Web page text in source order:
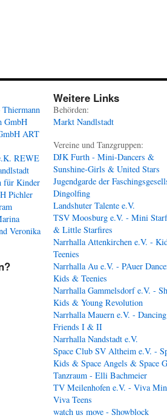
GmbH
ART
REWE
für Kinder
Pichler
Veronika
Weitere Links
Behörden:
Markt Nandlstadt
Vereine und Tanzgruppen:
DJK Furth - Mini-Dancers &
Sunshine-Girls & United Stars
Jugendgarde der
Dingolfing
Landshuter Talente e.V.
TSV Moosburg e.V. - Mini
& Little Starfires
Narrhalla Attenkirchen e.V. -
Teenies
Narrhalla Au e.V. - PAuer
Kids & Teenies
Narrhalla Gammelsdorf e.V. -
Kids & Young Revolution
Narrhalla Mauern e.V. - Dancing
Friends I & II
Narrhalla Nandstadt e.V.
Space Club SV Altheim e.V. -
Kids & Space Angels & Space
Tanzraum - Elli Bachmeier
TV Meilenhofen e.V. - Viva
Viva Teens
watch us move - Showblock